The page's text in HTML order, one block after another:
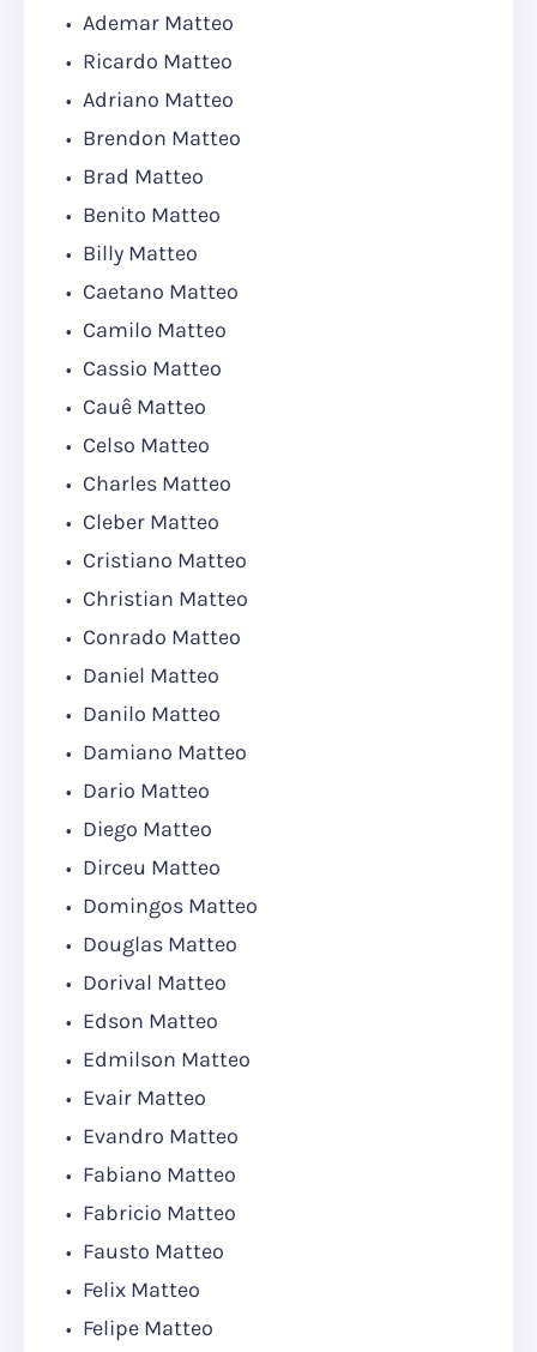
Ademar Matteo
Ricardo Matteo
Adriano Matteo
Brendon Matteo
Brad Matteo
Benito Matteo
Billy Matteo
Caetano Matteo
Camilo Matteo
Cassio Matteo
Cauê Matteo
Celso Matteo
Charles Matteo
Cleber Matteo
Cristiano Matteo
Christian Matteo
Conrado Matteo
Daniel Matteo
Danilo Matteo
Damiano Matteo
Dario Matteo
Diego Matteo
Dirceu Matteo
Domingos Matteo
Douglas Matteo
Dorival Matteo
Edson Matteo
Edmilson Matteo
Evair Matteo
Evandro Matteo
Fabiano Matteo
Fabricio Matteo
Fausto Matteo
Felix Matteo
Felipe Matteo